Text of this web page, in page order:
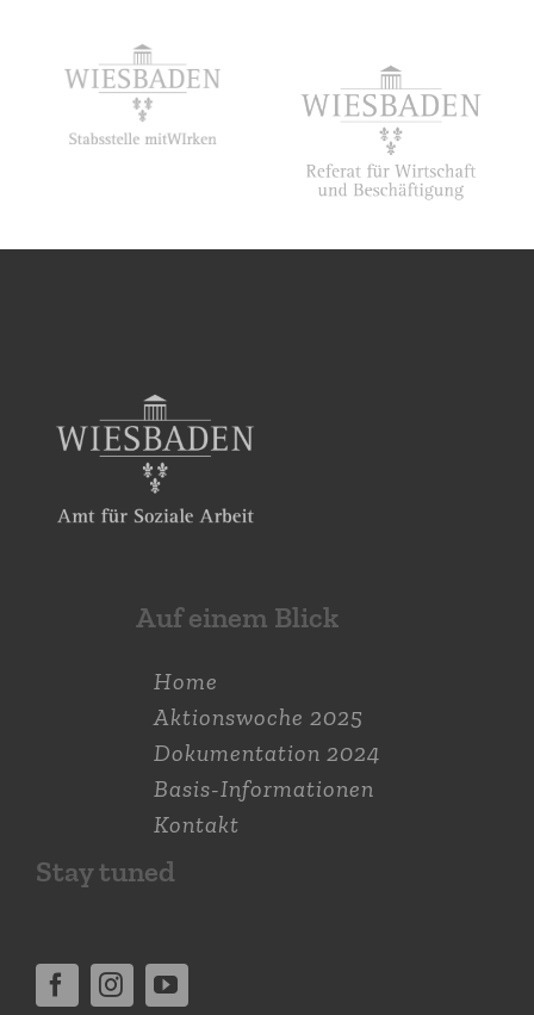
Auf einem Blick
Home
Aktions­woche 2025
Dokumen­tation 2024
Basis-Informationen
Kontakt
Stay tuned